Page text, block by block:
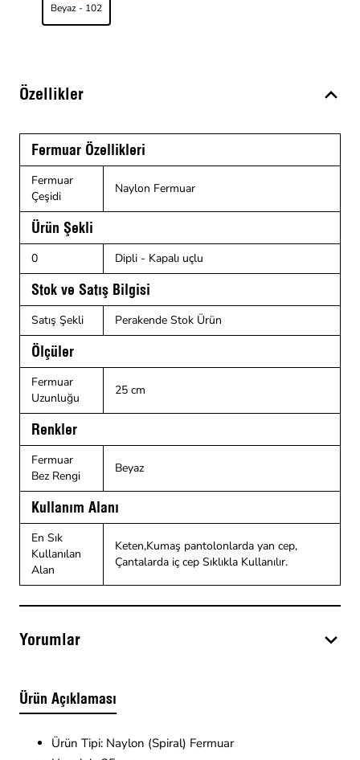
Beyaz - 102
Özellikler
Fermuar Özellikleri
Fermuar
Çeşidi
Naylon Fermuar
Ürün Şekli
0 Dipli - Kapalı uçlu
Stok ve Satış Bilgisi
Satış Şekli Perakende Stok Ürün
Ölçüler
Fermuar
Uzunluğu
25 cm
Renkler
Fermuar
Bez Rengi
Beyaz
Kullanım Alanı
En Sık
Kullanılan
Alan
Keten,Kumaş pantolonlarda yan cep,
Çantalarda iç cep Sıklıkla Kullanılır.
Yorumlar
Ürün Açıklaması
Ürün Tipi: Naylon (Spiral) Fermuar